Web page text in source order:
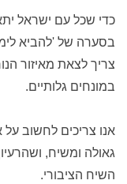
כדי שכל עם ישראל
בסערה של 'להביא
צריך לצאת מאיזור
במונחים גלותיים.
אנו צריכים לחשוב
גאולה ומשיח,
השיח הציבורי.